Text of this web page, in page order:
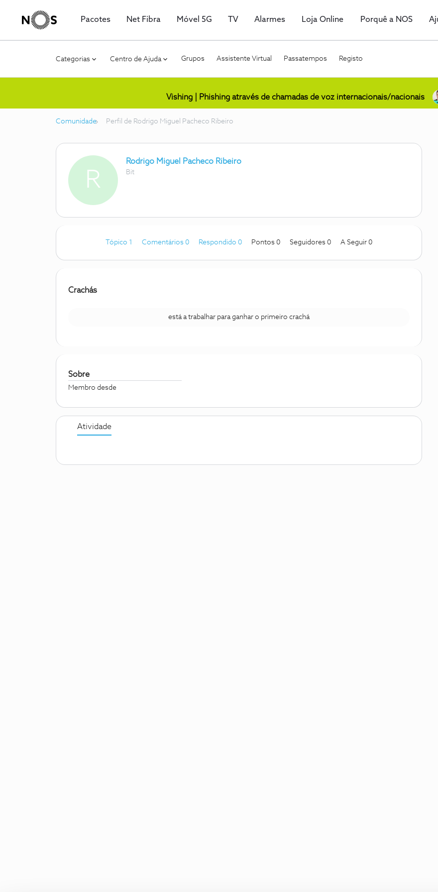
Pacotes Net Fibra Móvel 5G TV Alarmes Loja Online Porquê a NOS
Categorias Centro de Ajuda Grupos Assistente Virtual Passatempos Registo
Vishing | Phishing através de chamadas de voz internacionais/nacionais
Comunidade Perfil de Rodrigo Miguel Pacheco Ribeiro
R
Rodrigo Miguel Pacheco Ribeiro
Bit
Tópico 1 Comentários 0 Respondido 0 Pontos 0 Seguidores 0 A Seguir 0
Crachás
está a trabalhar para ganhar o primeiro crachá
Sobre
Membro desde
Atividade